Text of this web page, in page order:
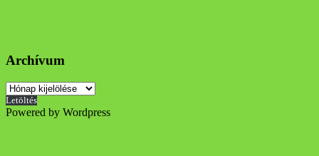
Archívum
Archívum
Letöltés
Powered by Wordpress